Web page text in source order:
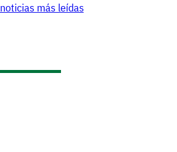
noticias más leídas